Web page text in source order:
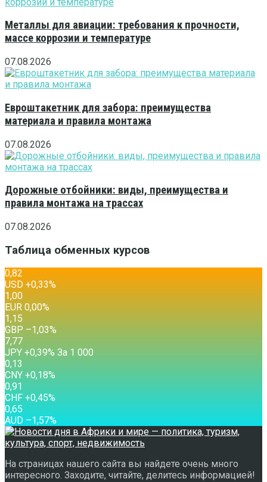
Металлы для авиации: требования к прочности,
массе коррозии и температуре
07.08.2026
Евроштакетник для забора: преимущества
материала и правила монтажа
07.08.2026
Дорожные отбойники: виды, преимущества и
правила монтажа на трассах
07.08.2026
Таблица обменных курсов
0,82
USD +0,33%
1,00
EUR 0,00%
1,15
GBP –1,03%
7,77
JPY +0,39% За 1 000
0,13
CNY +0,18%
0,91
CHF +0,45%
0,65
AUD –1,57%
На страницах нашего сайта вы найдете очень много
интересного. Заходите, читайте, делитесь информацией!